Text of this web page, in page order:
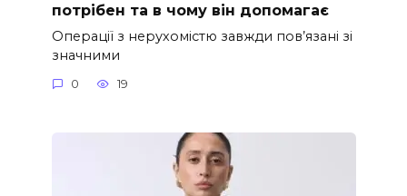
потрібен та в чому він допомагає
Операції з нерухомістю завжди пов’язані зі
значними
0 19